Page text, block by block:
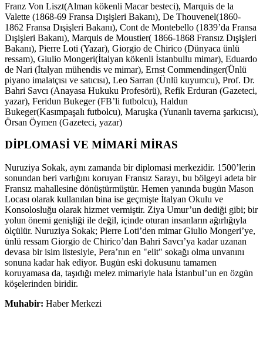
Franz Von Liszt(Alman kökenli Macar besteci), Marquis de la
Valette (1868-69 Fransa Dışişleri Bakanı), De Thouvenel(1860-
1862 Fransa Dışişleri Bakanı), Cont de Montebello (1839’da Fransa
Dışişleri Bakanı), Marquis de Moustier( 1866-1868 Fransız Dışişleri
Bakanı), Pierre Loti (Yazar), Giorgio de Chirico (Dünyaca ünlü
ressam), Giulio Mongeri(İtalyan kökenli İstanbullu mimar), Eduardo
de Nari (İtalyan mühendis ve mimar), Ernst Commendinger(Ünlü
piyano imalatçısı ve satıcısı), Leo Sarran (Ünlü kuyumcu), Prof. Dr.
Bahri Savcı (Anayasa Hukuku Profesörü), Refik Erduran (Gazeteci,
yazar), Feridun Bukeger (FB’li futbolcu), Haldun
Bukeger(Kasımpaşalı futbolcu), Maruşka (Yunanlı taverna şarkıcısı),
Örsan Öymen (Gazeteci, yazar)
DİPLOMASİ VE MİMARİ MİRAS
Nuruziya Sokak, aynı zamanda bir diplomasi merkezidir. 1500’lerin
sonundan beri varlığını koruyan Fransız Sarayı, bu bölgeyi adeta bir
Fransız mahallesine dönüştürmüştür. Hemen yanında bugün Mason
Locası olarak kullanılan bina ise geçmişte İtalyan Okulu ve
Konsolosluğu olarak hizmet vermiştir. Ziya Umur’un dediği gibi; bir
yolun önemi genişliği ile değil, içinde oturan insanların ağırlığıyla
ölçülür. Nuruziya Sokak; Pierre Loti’den mimar Giulio Mongeri’ye,
ünlü ressam Giorgio de Chirico’dan Bahri Savcı’ya kadar uzanan
devasa bir isim listesiyle, Pera’nın en "elit" sokağı olma unvanını
sonuna kadar hak ediyor. Bugün eski dokusunu tamamen
koruyamasa da, taşıdığı melez mimariyle hala İstanbul’un en özgün
köşelerinden biridir.
Muhabir: Haber Merkezi